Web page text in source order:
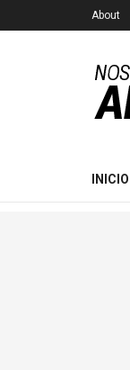
About
INICIO